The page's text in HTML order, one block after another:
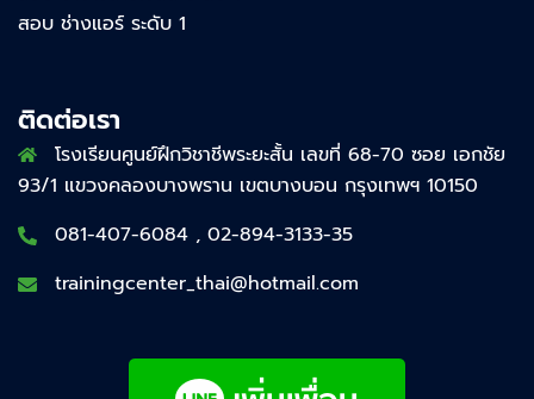
สอบ ช่างแอร์ ระดับ 1
ติดต่อเรา
โรงเรียนศูนย์ฝึกวิชาชีพระยะสั้น เลขที่ 68-70 ซอย เอกชัย
93/1 แขวงคลองบางพราน เขตบางบอน กรุงเทพฯ 10150
081-407-6084 , 02-894-3133-35
trainingcenter_thai@hotmail.com